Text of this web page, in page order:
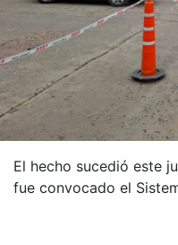
El hecho sucedió este
fue convocado el